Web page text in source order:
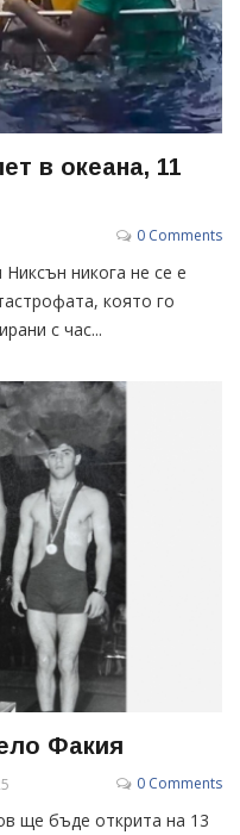
в океана, 11
0 Comments
никога не се е
която го
с час...
Факия
0 Comments
ще бъде открита на 13